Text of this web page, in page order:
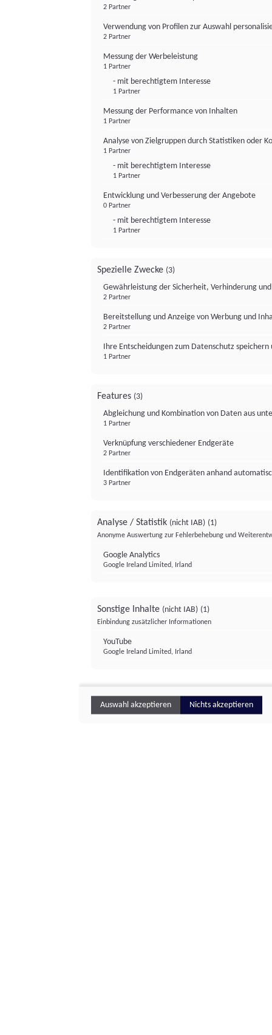
2 Partner
Verwendung von Profilen zur Auswahl
2 Partner
Messung der Werbeleistung
1 Partner
- mit berechtigtem Interesse
1 Partner
Messung der Performance von Inhalten
1 Partner
Analyse von Zielgruppen durch Statistiken oder
1 Partner
- mit berechtigtem Interesse
1 Partner
Entwicklung und Verbesserung der Angebote
0 Partner
- mit berechtigtem Interesse
1 Partner
Spezielle Zwecke (3)
Gewährleistung der Sicherheit, Verhinderung
2 Partner
Bereitstellung und Anzeige von Werbung und
2 Partner
Ihre Entscheidungen zum Datenschutz
1 Partner
Features (3)
Abgleichung und Kombination von Daten aus
1 Partner
Verknüpfung verschiedener Endgeräte
2 Partner
Identifikation von Endgeräten anhand
3 Partner
Analyse / Statistik (nicht IAB) (1)
Anonyme Auswertung zur Fehlerbehebung und
Google Analytics
Google Ireland Limited, Irland
Sonstige Inhalte (nicht IAB) (1)
Einbindung zusätzlicher Informationen
YouTube
Google Ireland Limited, Irland
Auswahl akzeptieren Nichts akzeptieren